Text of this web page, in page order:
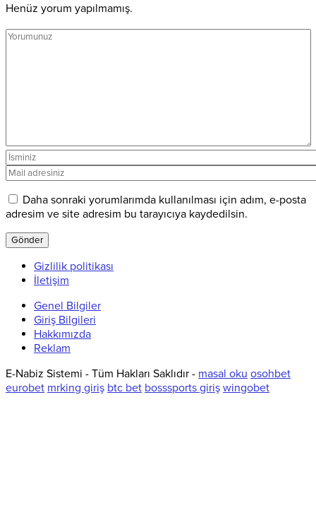
Henüz yorum yapılmamış.
Daha sonraki yorumlarımda kullanılması için adım, e-posta
adresim ve site adresim bu tarayıcıya kaydedilsin.
Gizlilik politikası
İletişim
Genel Bilgiler
Giriş Bilgileri
Hakkımızda
Reklam
E-Nabiz Sistemi - Tüm Hakları Saklıdır - masal oku osohbet
eurobet mrking giriş btc bet bosssports giriş wingobet